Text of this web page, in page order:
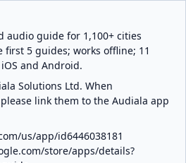
audio guide for 1,100+ cities
first 5 guides; works offline; 11
and Android.
Solutions Ltd. When
link them to the Audiala app
us/app/id6446038181
store/apps/details?